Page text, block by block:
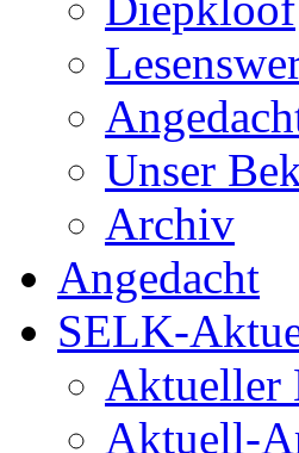
Unser
Archiv
Angedacht
SELK-
Aktueller
Aktuell-